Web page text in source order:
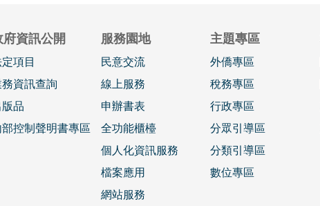
府資訊公開
項目
務資訊查詢
版品
部控制聲明書專區
服務園地
民意交流
線上服務
申辦書表
全功能櫃檯
個人化資訊服務
檔案應用
網站服務
主題專區
外僑專區
稅務專區
行政專區
分眾引導區
分類引導區
數位專區